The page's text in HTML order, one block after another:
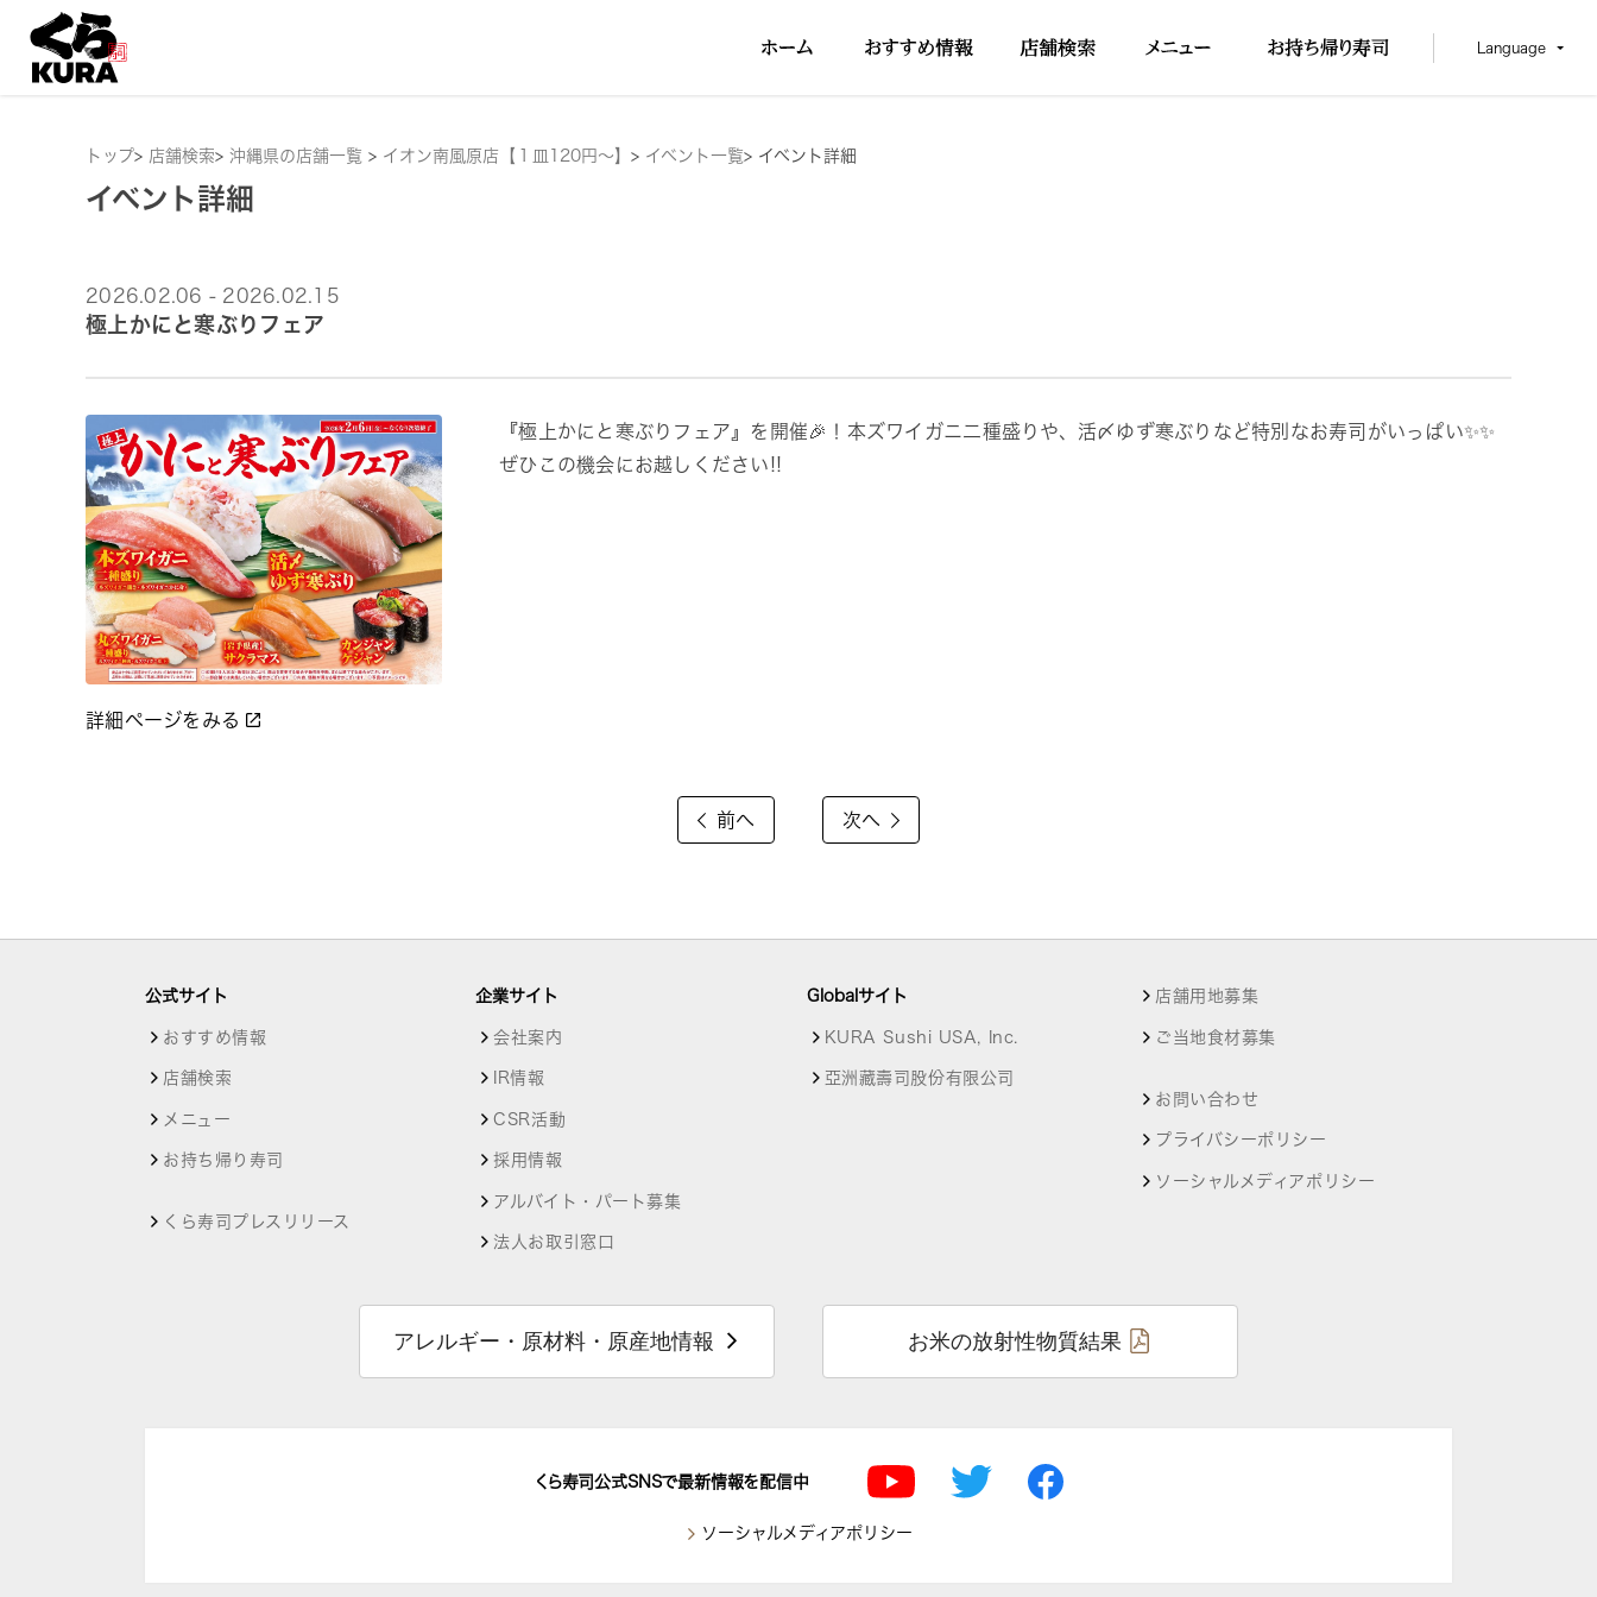
Language
トップ> 店舗検索> 沖縄県の店舗一覧 > イオン南風原店【１皿120円～】 > イベント一覧> イベント詳細
イベント詳細
2026.02.06 - 2026.02.15
極上かにと寒ぶりフェア
詳細ページをみる
『極上かにと寒ぶりフェア』を開催🎉！本ズワイガニ二種盛りや、活〆ゆず寒ぶりなど特別なお寿司がいっぱい✨✨
ぜひこの機会にお越しください!!
前へ 次へ
公式サイト
おすすめ情報
店舗検索
メニュー
お持ち帰り寿司
くら寿司プレスリリース
企業サイト
会社案内
IR情報
CSR活動
採用情報
アルバイト・パート募集
法人お取引窓口
Globalサイト
KURA Sushi USA, Inc.
亞洲藏壽司股份有限公司
店舗用地募集
ご当地食材募集
お問い合わせ
プライバシーポリシー
ソーシャルメディアポリシー
アレルギー・原材料・原産地情報 お米の放射性物質結果
くら寿司公式SNSで最新情報を配信中
ソーシャルメディアポリシー